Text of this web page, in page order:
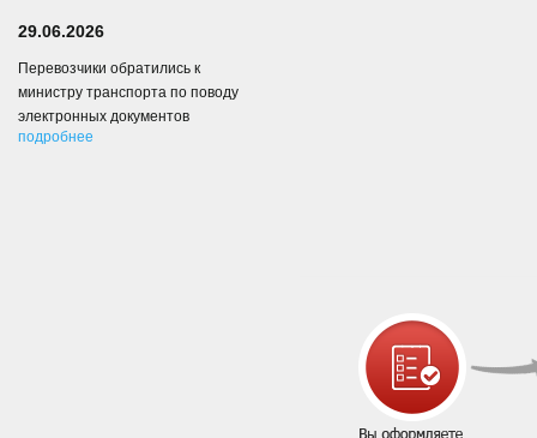
29.06.2026
Перевозчики обратились к
министру транспорта по поводу
электронных документов
подробнее